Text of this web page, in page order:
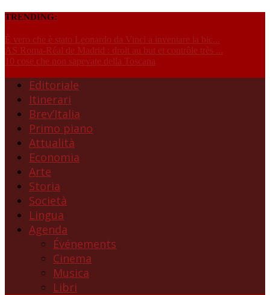
TRENDING:
È vero che è stato Leonardo da Vinci a inventare la bic...
AS Roma-Réal de Madrid : droit au but et contrôle très ...
10 cose che non sapevate della Toscana
Editoriale
Itinerari
Brev’Italia
Primo piano
Attualità
Economia
Arte
Storia
Società
Lingua
Agenda
Événements
Cinema
Musica
Libri